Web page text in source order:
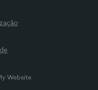
Website